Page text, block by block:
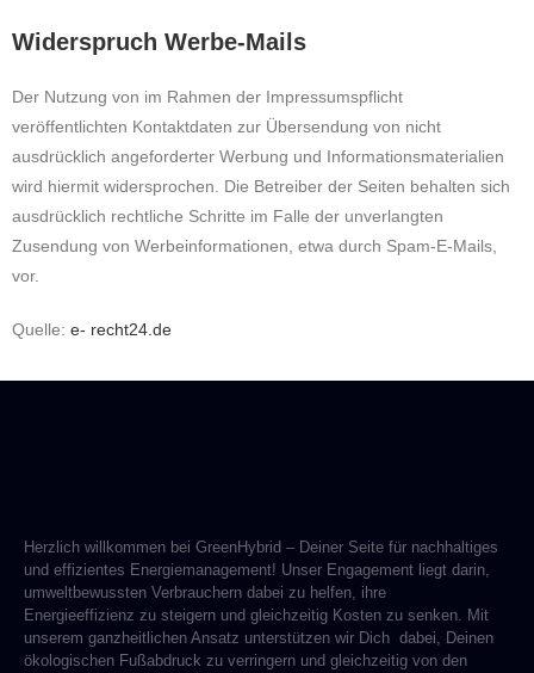
Widerspruch Werbe-Mails
Der Nutzung von im Rahmen der Impressumspflicht
veröffentlichten Kontaktdaten zur Übersendung von nicht
ausdrücklich angeforderter Werbung und Informationsmaterialien
wird hiermit widersprochen. Die Betreiber der Seiten behalten sich
ausdrücklich rechtliche Schritte im Falle der unverlangten
Zusendung von Werbeinformationen, etwa durch Spam-E-Mails,
vor.
Quelle: e- recht24.de
Herzlich willkommen bei GreenHybrid – Deiner Seite für nachhaltiges
und effizientes Energiemanagement! Unser Engagement liegt darin,
umweltbewussten Verbrauchern dabei zu helfen, ihre
Energieeffizienz zu steigern und gleichzeitig Kosten zu senken. Mit
unserem ganzheitlichen Ansatz unterstützen wir Dich dabei, Deinen
ökologischen Fußabdruck zu verringern und gleichzeitig von den